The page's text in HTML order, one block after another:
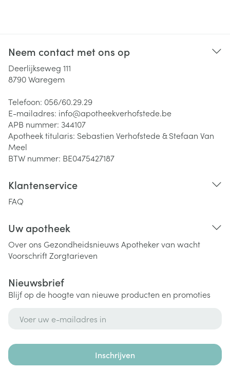
Neem contact met ons op
Deerlijkseweg 111
8790Waregem
Telefoon: 056/60.29.29
E-mailadres: info@apotheekverhofstede.be
APB nummer: 344107
Apotheek titularis: Sebastien Verhofstede & Stefaan Van
Meel
BTW nummer: BE0475427187
Klantenservice
FAQ
Uw apotheek
Over ons Gezondheidsnieuws Apotheker van wacht
VoorschriftZorgtarieven
Nieuwsbrief
Blijf op de hoogte van nieuwe producten en promoties
Inschrijven